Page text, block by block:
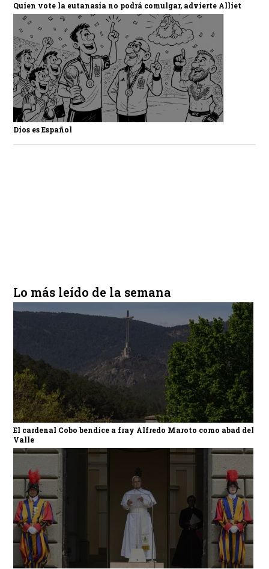
Quien vote la eutanasia no podrá comulgar, advierte Alliet
Dios es Español
Lo más leído de la semana
El cardenal Cobo bendice a fray Alfredo Maroto como abad del
Valle